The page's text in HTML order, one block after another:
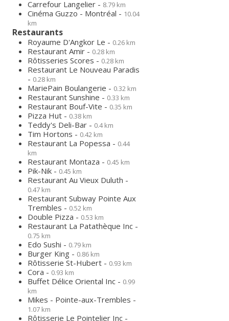
Carrefour Langelier - 8.79 km
Cinéma Guzzo - Montréal - 10.04
km
Restaurants
Royaume D'Angkor Le - 0.26 km
Restaurant Amir - 0.28 km
Rôtisseries Scores - 0.28 km
Restaurant Le Nouveau Paradis
- 0.28 km
MariePain Boulangerie - 0.32 km
Restaurant Sunshine - 0.33 km
Restaurant Bouf-Vite - 0.35 km
Pizza Hut - 0.38 km
Teddy's Deli-Bar - 0.4 km
Tim Hortons - 0.42 km
Restaurant La Popessa - 0.44
km
Restaurant Montaza - 0.45 km
Pik-Nik - 0.45 km
Restaurant Au Vieux Duluth -
0.47 km
Restaurant Subway Pointe Aux
Trembles - 0.52 km
Double Pizza - 0.53 km
Restaurant La Patathèque Inc -
0.75 km
Edo Sushi - 0.79 km
Burger King - 0.86 km
Rôtisserie St-Hubert - 0.93 km
Cora - 0.93 km
Buffet Délice Oriental Inc - 0.99
km
Mikes - Pointe-aux-Trembles -
1.07 km
Rôtisserie Le Pointelier Inc -